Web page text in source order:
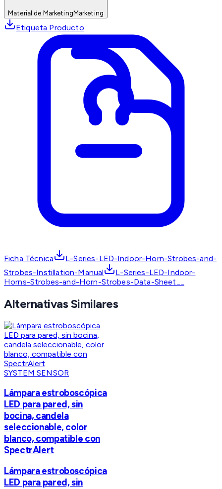
Material de MarketingMarketing
Etiqueta Producto
Ficha Técnica
L-Series-LED-Indoor-Horn-Strobes-and-
Strobes-Instillation-Manual
L-Series-LED-Indoor-
Horns-Strobes-and-Horn-Strobes-Data-Sheet__
Alternativas Similares
SYSTEM SENSOR
Lámpara estroboscópica
LED para pared, sin
bocina, candela
seleccionable, color
blanco, compatible con
SpectrAlert
Lámpara estroboscópica
LED para pared, sin